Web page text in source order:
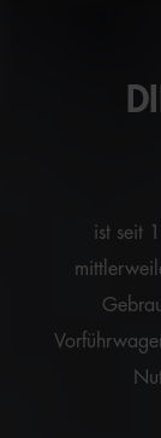
ist seit